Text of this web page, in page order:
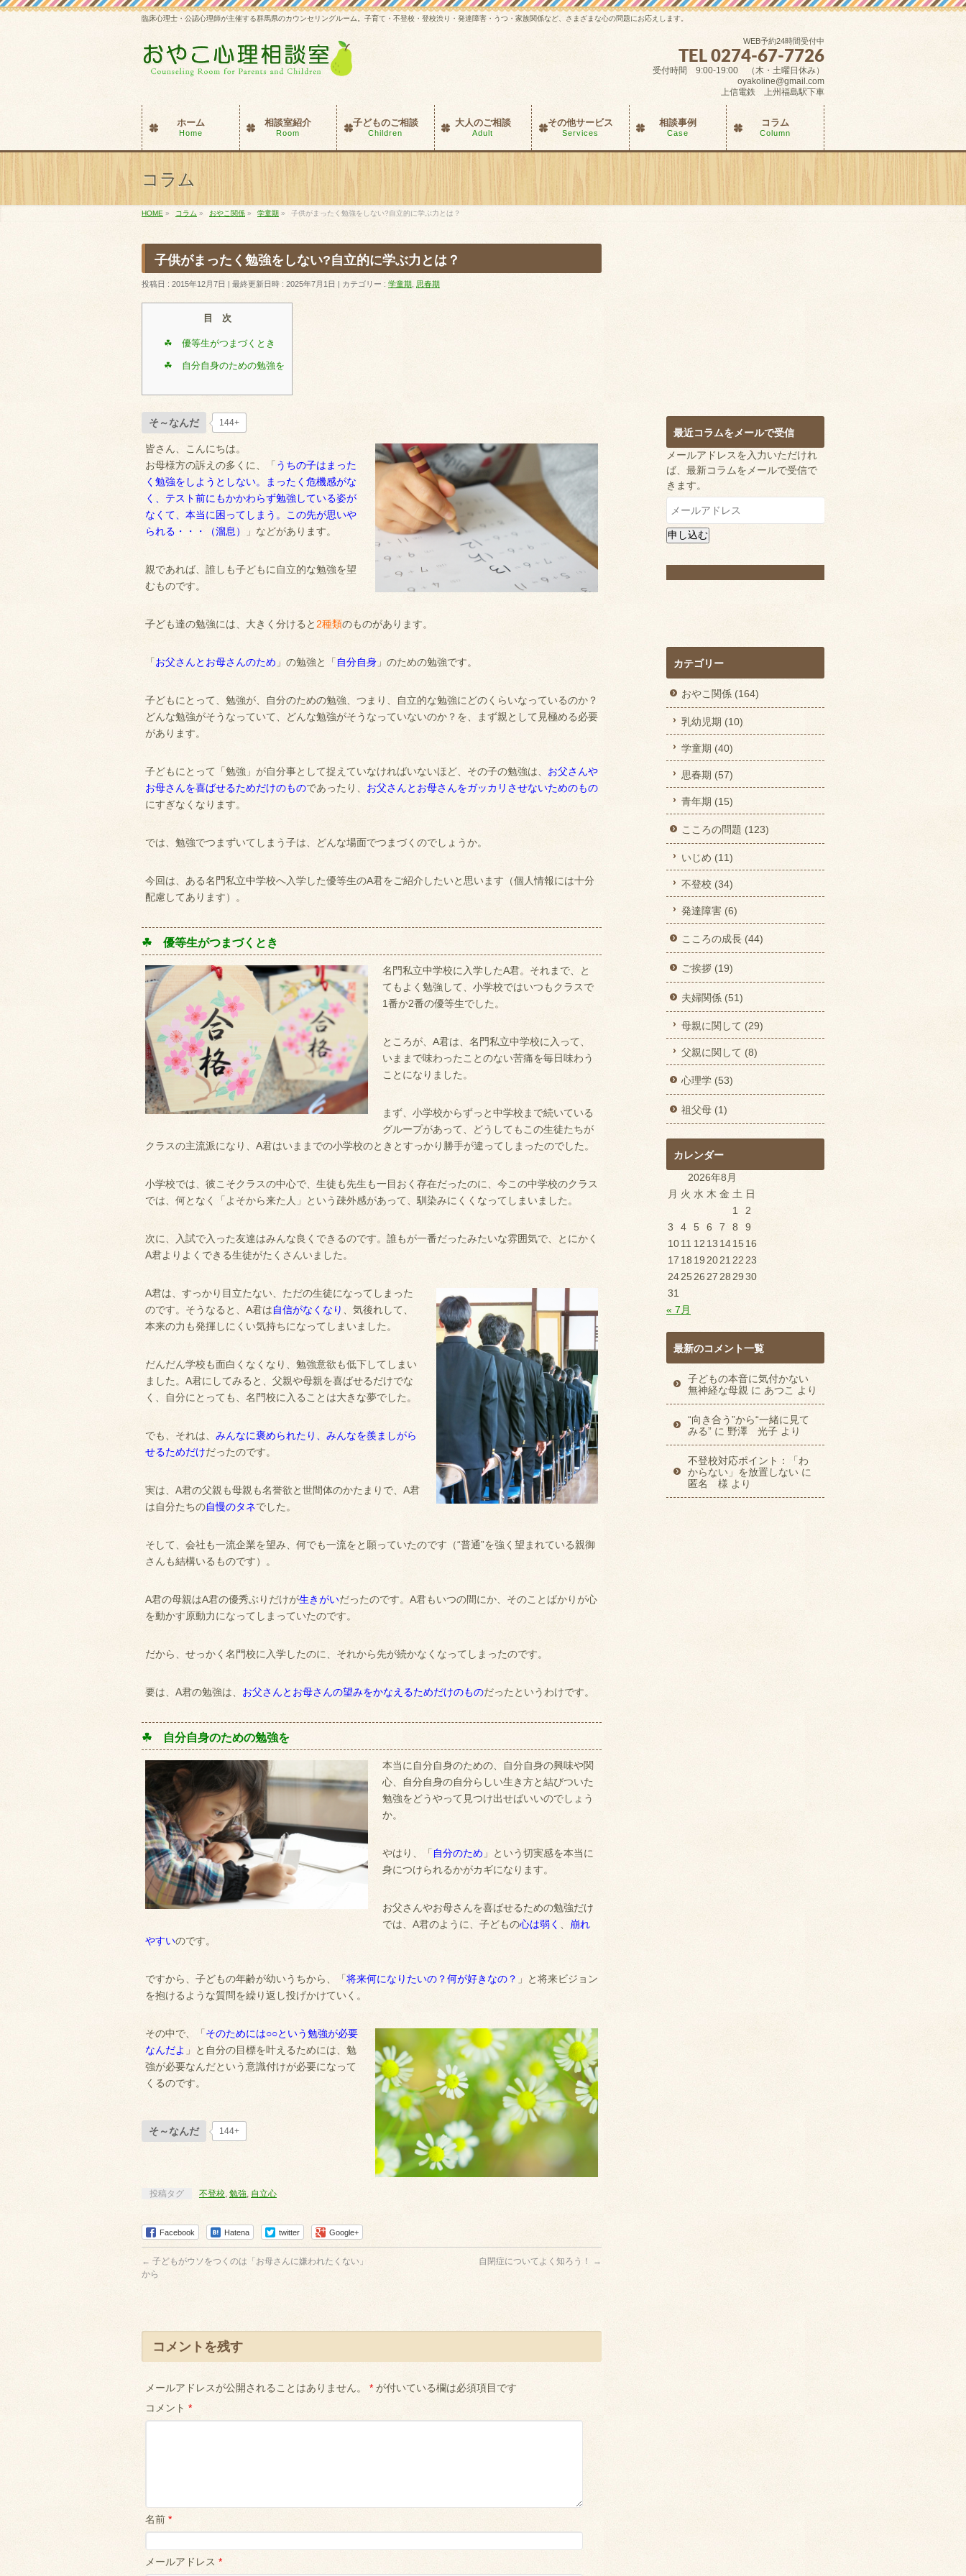
臨床心理士・公認心理師が主催する群馬県のカウンセリングルーム。子育て・不登校・登校渋り・発達障害・うつ・家族関係など、さまざまな心の問題にお応えします。
WEB予約24時間受付中
TEL 0274-67-7726
受付時間 9:00-19:00 （木・土曜日休み）
oyakoline@gmail.com
上信電鉄 上州福島駅下車
ホーム
Home
相談室紹介
Room
子どものご相談
Children
大人のご相談
Adult
その他サービス
Services
相談事例
Case
コラム
Column
コラム
HOME » コラム » おやこ関係 » 学童期 » 子供がまったく勉強をしない?自立的に学ぶ力とは？
子供がまったく勉強をしない?自立的に学ぶ力とは？
投稿日 : 2015年12月7日 最終更新日時 : 2025年7月1日 カテゴリー : 学童期 思春期
目 次
☘ 優等生がつまづくとき
☘ 自分自身のための勉強を
そ～なんだ 144+
皆さん、こんにちは。
お母様方の訴えの多くに、「 うちの子はまった
く勉強をしようとしない。まったく危機感がな
く、テスト前にもかかわらず勉強している姿が
なくて、本当に困ってしまう。この先が思いや
られる・・・（溜息）
」などがあります。
親であれば、誰しも子どもに自立的な勉強を望
むものです。
子ども達の勉強には、大きく分けると2種類のものがあります。
「お父さんとお母さんのため 」の勉強と「 自分自身 」のための勉強です。
子どもにとって、勉強が、自分のための勉強、つまり、自立的な勉強にどのくらいなっているのか？
どんな勉強がそうなっていて、どんな勉強がそうなっていないのか？を、まず親として見極める必要
があります。
子どもにとって「勉強」が自分事として捉えていなければいないほど、その子の勉強は、 お父さんや
お母さんを喜ばせるためだけのものであったり、 お父さんとお母さんをガッカリさせないためのもの
にすぎなくなります。
では、勉強でつまずいてしまう子は、どんな場面でつまづくのでしょうか。
今回は、ある名門私立中学校へ入学した優等生のA君をご紹介したいと思います（個人情報には十分
配慮してあります）。
☘ 優等生がつまづくとき
名門私立中学校に入学したA君。それまで、と
てもよく勉強して、小学校ではいつもクラスで
1番か2番の優等生でした。
ところが、A君は、名門私立中学校に入って、
いままで味わったことのない苦痛を毎日味わう
ことになりました。
まず、小学校からずっと中学校まで続いている
グループがあって、どうしてもこの生徒たちが
クラスの主流派になり、A君はいままでの小学校のときとすっかり勝手が違ってしまったのでした。
小学校では、彼こそクラスの中心で、生徒も先生も一目おく存在だったのに、今この中学校のクラス
では、何となく「よそから来た人」という疎外感があって、馴染みにくくなってしまいました。
次に、入試で入った友達はみんな良くできるのです。誰もが一番だったみたいな雰囲気で、とにかく
A君よりよくできる生徒がたくさんいました。
A君は、すっかり目立たない、ただの生徒になってしまった
のです。そうなると、A君は自信がなくなり 、気後れして、
本来の力も発揮しにくい気持ちになってしまいました。
だんだん学校も面白くなくなり、勉強意欲も低下してしまい
ました。A君にしてみると、父親や母親を喜ばせるだけでな
く、自分にとっても、名門校に入ることは大きな夢でした。
でも、それは、 みんなに褒められたり、みんなを羨ましがら
せるためだけだったのです。
実は、A君の父親も母親も名誉欲と世間体のかたまりで、A君
は自分たちの自慢のタネでした。
そして、会社も一流企業を望み、何でも一流をと願っていたのです（“普通”を強く望まれている親御
さんも結構いるものです）。
A君の母親はA君の優秀ぶりだけが生きがいだったのです。A君もいつの間にか、そのことばかりが心
を動かす原動力になってしまっていたのです。
だから、せっかく名門校に入学したのに、それから先が続かなくなってしまったのです。
要は、A君の勉強は、 お父さんとお母さんの望みをかなえるためだけのものだったというわけです。
☘ 自分自身のための勉強を
本当に自分自身のための、自分自身の興味や関
心、自分自身の自分らしい生き方と結びついた
勉強をどうやって見つけ出せばいいのでしょう
か。
やはり、「 自分のため 」という切実感を本当に
身につけられるかがカギになります。
お父さんやお母さんを喜ばせるための勉強だけ
では、A君のように、子どもの心は弱く 、 崩れ
やすいのです。
ですから、子どもの年齢が幼いうちから、「将来何になりたいの？何が好きなの？ 」と将来ビジョン
を抱けるような質問を繰り返し投げかけていく。
その中で、「そのためには○○という勉強が必要
なんだよ 」と自分の目標を叶えるためには、勉
強が必要なんだという意識付けが必要になって
くるのです。
そ～なんだ 144+
投稿タグ 不登校, 勉強, 自立心
Facebook Hatena twitter Google+
← 子どもがウソをつくのは「お母さんに嫌われたくない」
から
自閉症についてよく知ろう！ →
コメントを残す
メールアドレスが公開されることはありません。 * が付いている欄は必須項目です
コメント *
名前 *
メールアドレス *
最近コラムをメールで受信
メールアドレスを入力いただけれ
ば、最新コラムをメールで受信で
きます。
メ
ー
ル
ア
申し込む
カテゴリー
おやこ関係 (164)
乳幼児期 (10)
学童期 (40)
思春期 (57)
青年期 (15)
こころの問題 (123)
いじめ (11)
不登校 (34)
発達障害 (6)
こころの成長 (44)
ご挨拶 (19)
夫婦関係 (51)
母親に関して (29)
父親に関して (8)
心理学 (53)
祖父母 (1)
カレンダー
2026年8月
月 火 水 木 金 土 日
1
2
3
4 5 6 7 8
9
1011 12 13 141516
17 18 19 2021 22 23
2425 26 27 28 2930
31
« 7月
最新のコメント一覧
子どもの本音に気付かない
無神経な母親 に あつこ より
“向き合う”から“一緒に見て
みる” に 野澤 光子 より
不登校対応ポイント：「わ
からない」を放置しない に
匿名 様 より